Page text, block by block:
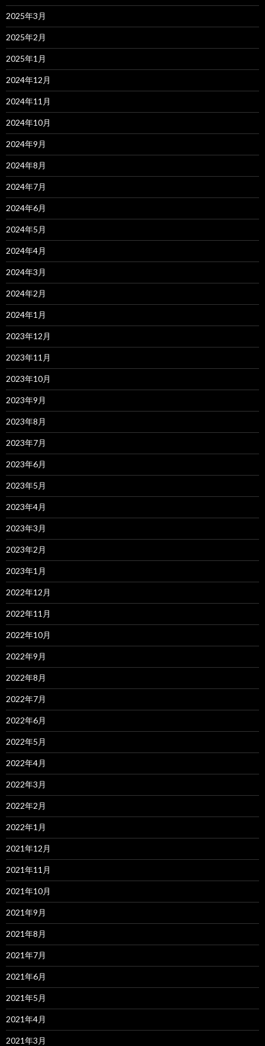
2025年3月
2025年2月
2025年1月
2024年12月
2024年11月
2024年10月
2024年9月
2024年8月
2024年7月
2024年6月
2024年5月
2024年4月
2024年3月
2024年2月
2024年1月
2023年12月
2023年11月
2023年10月
2023年9月
2023年8月
2023年7月
2023年6月
2023年5月
2023年4月
2023年3月
2023年2月
2023年1月
2022年12月
2022年11月
2022年10月
2022年9月
2022年8月
2022年7月
2022年6月
2022年5月
2022年4月
2022年3月
2022年2月
2022年1月
2021年12月
2021年11月
2021年10月
2021年9月
2021年8月
2021年7月
2021年6月
2021年5月
2021年4月
2021年3月